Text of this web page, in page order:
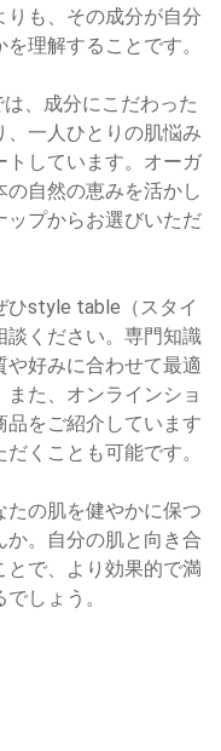
も、その成分が自分
理解することです。
、成分にこだわった
一人ひとりの肌悩み
トしています。オーガ
自然の恵みを活かし
ップからお選びいただ
ひstyle table（スタイ
談ください。専門知識
や好みに合わせて最適
た、オンラインショ
品をご紹介しています
くことも可能です。
の肌を健やかに保つ
。自分の肌と向き合
で、より効果的で満
しょう。